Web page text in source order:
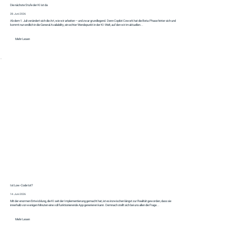
Die nächste Stufe der KI ist da
28. Juni 2026
Ab dem 1. Juli verändert sich die Art, wie wir arbeiten – und zwar grundlegend. Denn Copilot Cowork hat die Beta-Phase hinter sich und
kommt nun endlich in die General Availability, ein echter Wendepunkt in der KI-Welt, auf den wir im aktuellen...
Mehr Lesen
Ist Low-Code tot?
14. Juni 2026
Mit der enormen Entwicklung, die KI seit der Implementierung gemacht hat, ist es inzwischen längst zur Realität geworden, dass sie
innerhalb von wenigen Minuten eine voll funktionierende App generieren kann. Demnach stellt sich bei uns allen die Frage...
Mehr Lesen